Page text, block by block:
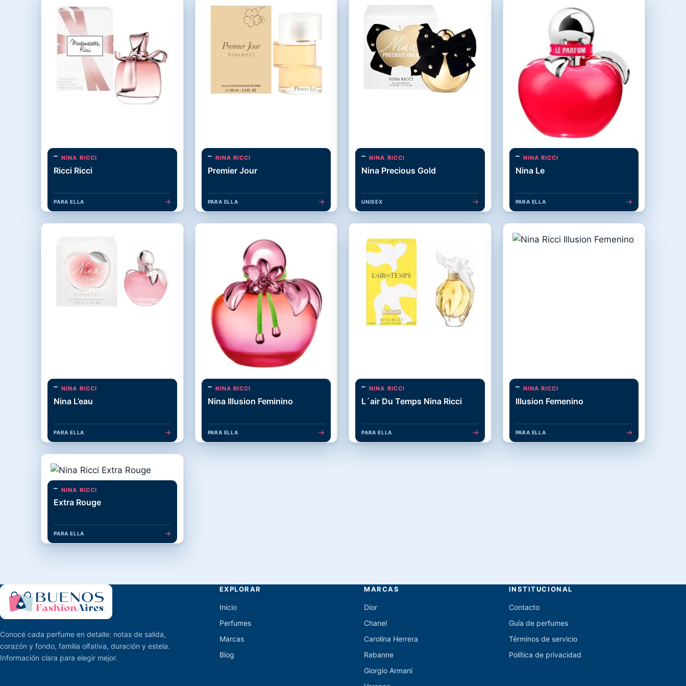
NINA RICCI
Ricci Ricci
PARA ELLA →
NINA RICCI
Premier Jour
PARA ELLA →
NINA RICCI
Nina Precious Gold
UNISEX →
NINA RICCI
Nina Le
PARA ELLA →
NINA RICCI
Nina L’eau
PARA ELLA →
NINA RICCI
Nina Illusion Feminino
PARA ELLA →
NINA RICCI
L´air Du Temps Nina Ricci
PARA ELLA →
NINA RICCI
Illusion Femenino
PARA ELLA →
NINA RICCI
Extra Rouge
PARA ELLA →
Conocé cada perfume en detalle: notas de salida,
corazón y fondo, familia olfativa, duración y estela.
Información clara para elegir mejor.
EXPLORAR
Inicio
Perfumes
Marcas
Blog
MARCAS
Dior
Chanel
Carolina Herrera
Rabanne
Giorgio Armani
INSTITUCIONAL
Contacto
Guía de perfumes
Términos de servicio
Política de privacidad